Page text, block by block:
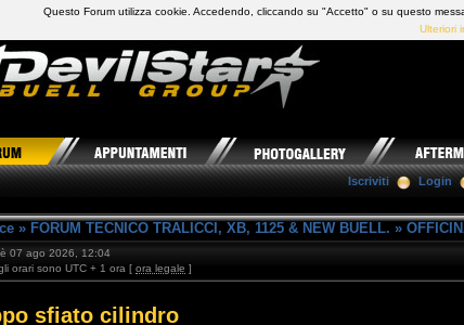
Club Buell Italia
Iscriviti Login
» FORUM TECNICO TRALICCI, XB, 1125 & NEW BUELL. »
07 ago 2026, 12:04
orari sono UTC + 1 ora [ ora legale ]
sfiato cilindro
Questo Forum utilizza cookie. Accedendo, cliccando su "Accetto" o su questo
Ulteriori